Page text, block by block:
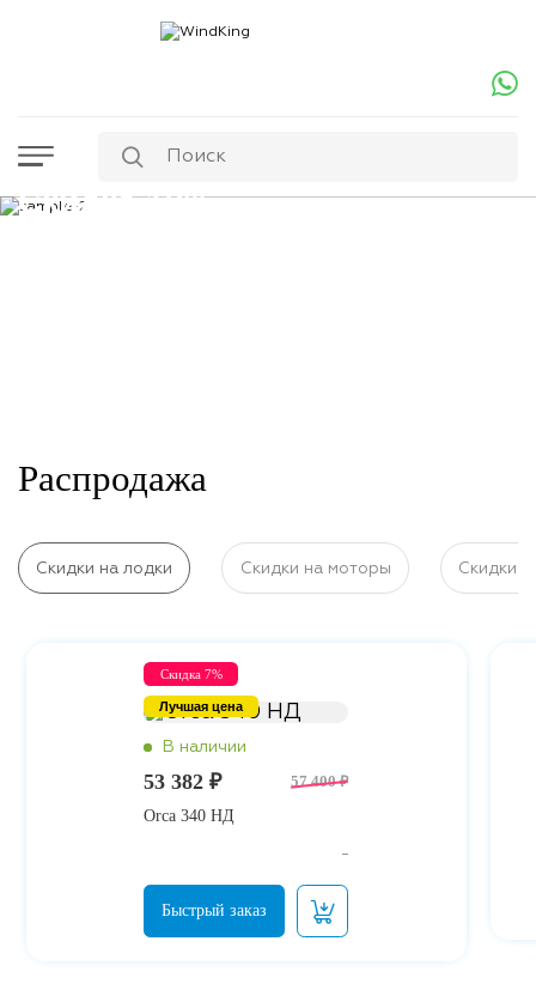
Скидка 13%
Распродажа
Скидки на лодки Скидки на моторы Скидки
Скидка 7%
Лучшая цена
53 382 ₽ 57 400 ₽
Orca 340 НД